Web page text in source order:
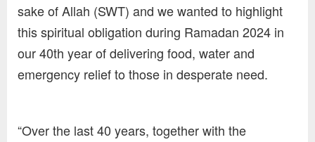
sake of Allah (SWT) and we wanted to highlight
this spiritual obligation during Ramadan 2024 in
our 40th year of delivering food, water and
emergency relief to those in desperate need.
“Over the last 40 years, together with the